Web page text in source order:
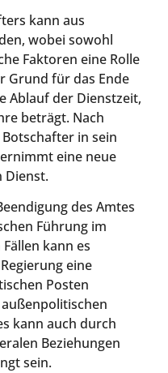
kann aus
wobei sowohl
Faktoren eine Rolle
Grund für das Ende
Ablauf der Dienstzeit,
beträgt. Nach
in sein
eine neue
Dienst.
des Amtes
Führung im
kann es
eine
Posten
kann auch durch
Beziehungen
sein.